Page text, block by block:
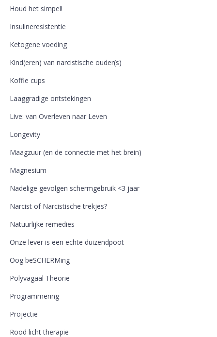
Houd het simpel!
Insulineresistentie
Ketogene voeding
Kind(eren) van narcistische ouder(s)
Koffie cups
Laaggradige ontstekingen
Live: van Overleven naar Leven
Longevity
Maagzuur (en de connectie met het brein)
Magnesium
Nadelige gevolgen schermgebruik <3 jaar
Narcist of Narcistische trekjes?
Natuurlijke remedies
Onze lever is een echte duizendpoot
Oog beSCHERMing
Polyvagaal Theorie
Programmering
Projectie
Rood licht therapie